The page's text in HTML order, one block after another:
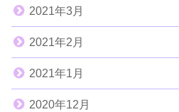
2021年3月
2021年2月
2021年1月
2020年12月